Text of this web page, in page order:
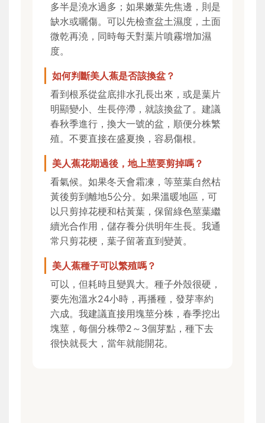
多半是澆水過多；如果嫩葉先焦邊，則是
缺水或曬傷。可以先檢查盆土濕度，土面
微乾再澆，同時每天對葉片噴霧增加濕
度。
如何判斷美人蕉是否該換盆？
看到根系從盆底排水孔長出來，或是葉片
明顯變小、生長停滯，就該換盆了。建議
春秋季進行，換大一號的盆，順便分株繁
殖。不要直接在盛夏換，容易傷根。
美人蕉花期過後，地上莖要剪掉嗎？
看氣候。如果冬天會霜凍，等莖葉自然枯
黃後剪到離地5公分。如果溫暖地區，可
以只剪掉花梗和枯黃葉，保留綠色莖葉繼
續光合作用，儲存養分供明年生長。我通
常只剪花梗，葉子留著直到變黃。
美人蕉種子可以繁殖嗎？
可以，但耗時且變異大。種子外殼很硬，
要先泡溫水24小時，再播種，發芽率約
六成。我建議直接用塊莖分株，春季挖出
塊莖，每個分株帶2～3個芽點，種下去
很快就長大，當年就能開花。